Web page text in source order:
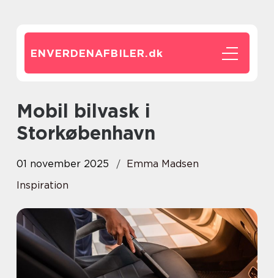
ENVERDENAFBILER.dk
Mobil bilvask i
Storkøbenhavn
01 november 2025
Emma Madsen
Inspiration